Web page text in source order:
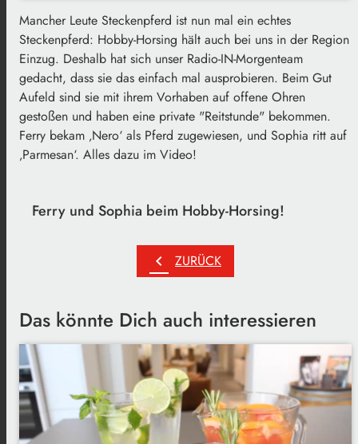
Mancher Leute Steckenpferd ist nun mal ein echtes
Steckenpferd: Hobby-Horsing hält auch bei uns in der Region
Einzug. Deshalb hat sich unser Radio-IN-Morgenteam
gedacht, dass sie das einfach mal ausprobieren. Beim Gut
Aufeld sind sie mit ihrem Vorhaben auf offene Ohren
gestoßen und haben eine private "Reitstunde" bekommen.
Ferry bekam ‚Nero‘ als Pferd zugewiesen, und Sophia ritt auf
‚Parmesan‘. Alles dazu im Video!
Ferry und Sophia beim Hobby-Horsing!
chevron_left ZURÜCK
Das könnte Dich auch interessieren